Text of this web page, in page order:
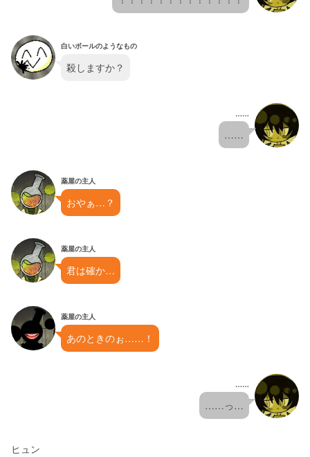
白いボールのようなもの
殺しますか？
……
……
薬屋の主人
おやぁ…？
薬屋の主人
君は確か…
薬屋の主人
あのときのぉ……！
……
……っ…
ヒュン